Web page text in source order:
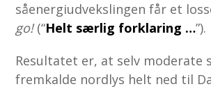
såenergiudvekslingen får et
go!(“Helt særlig forklaring …”).
Resultatet er, at selv moderate
fremkalde nordlys helt ned til